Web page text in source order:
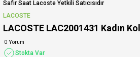
Safir Saat Lacoste Yetkili Satıcısıdır
LACOSTE
LACOSTE LAC2001431 Kadın
0 Yorum
Stokta Var